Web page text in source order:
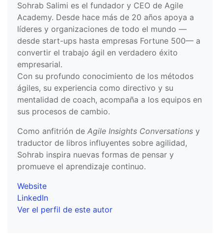
Sohrab Salimi es el fundador y CEO de Agile
Academy. Desde hace más de 20 años apoya a
líderes y organizaciones de todo el mundo —
desde start-ups hasta empresas Fortune 500— a
convertir el trabajo ágil en verdadero éxito
empresarial.
Con su profundo conocimiento de los métodos
ágiles, su experiencia como directivo y su
mentalidad de coach, acompaña a los equipos en
sus procesos de cambio.
Como anfitrión de Agile Insights Conversations y
traductor de libros influyentes sobre agilidad,
Sohrab inspira nuevas formas de pensar y
promueve el aprendizaje continuo.
Website
LinkedIn
Ver el perfil de este autor